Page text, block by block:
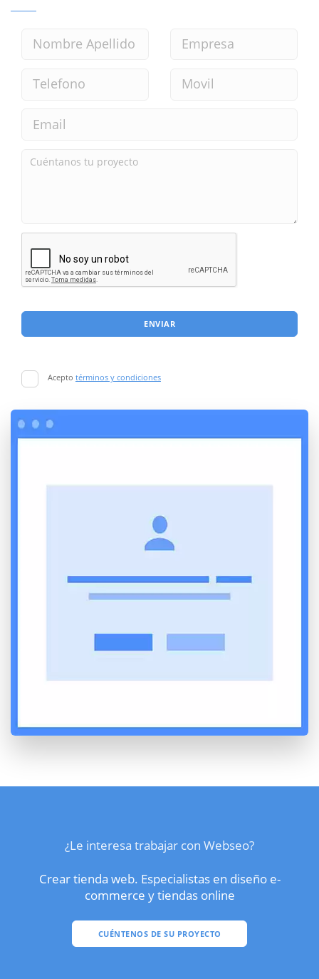
ENVIAR
Acepto términos y condiciones
¿Le interesa trabajar con Webseo?
Crear tienda web. Especialistas en diseño e-
commerce y tiendas online
CUÉNTENOS DE SU PROYECTO